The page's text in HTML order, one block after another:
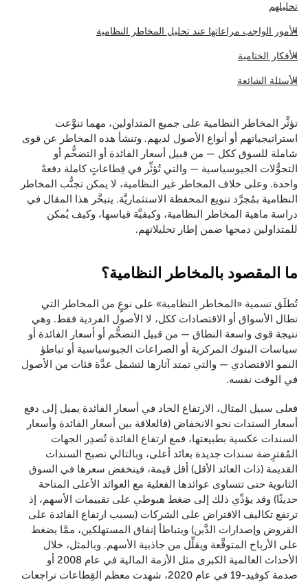
تحليلهم
الأمور الواجب مراعاتها عند تحليل المخاطر النظامية
الأفكار الختامية
الأسئلة الشائعة
تؤثِّر المخاطر النظامية على جميع المتداولين، مهما تنوَّعت
استراتيجياتهم أو أنواع الأصول لديهم. وتنشأ هذه المخاطر عن قوى
شاملة للسوق ككل — من قبيل أسعار الفائدة أو التضخُّم أو
التحوُّلات الجيوسياسية — والتي تُؤثِّر في قِطاعاتٍ كاملة دفعةً
واحدة. وعلى خلاف المخاطر غير النظامية، لا يمكن تجنُّب المخاطر
النظامية بمُجرَّد تنويع المحفظة الاستثماريَّة. يتبحَّر هذا المقال في
دراسة ماهية المخاطر النظامية، وكيفيَّة قياسها، وكيف يُمكن
للمتداولين دمجها ضمن إطار تحليلاتهم.
ما المقصود بالمخاطر النظامية؟
تُطلَق تسمية «المخاطر النظامية» على نوعٍ من المخاطر التي
تطال الأسواق أو الاقتصادات ككل، لا الأصول الفردية فقط. وهي
نتيجة قوى واسعة النطاق — من قبيل التضخُّم أو أسعار الفائدة أو
سياسات البنوك المركزية أو الصراعات الجيوسياسية أو تباطؤ
النمو الاقتصادي — والتي تمتد آثارها لتشمل عدَّة فئات من الأصول
في الوقت نفسه.
فعلى سبيل المثال، الارتفاع الحاد في أسعار الفائدة يميل إلى دفع
أسعار السندات نحو الانخفاض (فالعلاقة بين أسعار الفائدة وأسعار
السندات عكسية بطبيعتها، فمع ارتفاع الفائدة تُصدِر الجهات
المُقترِضة سندات جديدة بعائد أعلى، وبالتالي تصبح السندات
القديمة (ذات العائد الأقل) أقل قيمة، فينخفض سعرها في السوق
الثانوية حتى تتساوى عوائدها الفعلية مع العوائد الأعلى المتاحة
حديثًا) وقد يؤدِّي ذلك إلى ضغط هبوطي على تقييمات الأسهم، إذ
ترتفع تكاليف الاقتراض على الشركات (بسبب ارتفاع الفائدة على
القروض وإصدارات الدَّين) ويتباطأ إنفاق المستهلكين، ممَّا يضغط
على الأرباح المتوقَّعة ويقلِّل من جاذبية الأسهم. وبالمثل، خلال
الأحداث العالمية الكبرى مثل الأزمة المالية في عام 2008 أو
صدمة كوفيد-19 في عام 2020، شهدت معظم القِطاعات تراجعات